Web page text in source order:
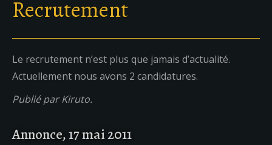
Recrutement
Le recrutement n’est plus que jamais d’actualité.
Actuellement nous avons 2 candidatures.
Publié par Kiruto.
Annonce, 17 mai 2011